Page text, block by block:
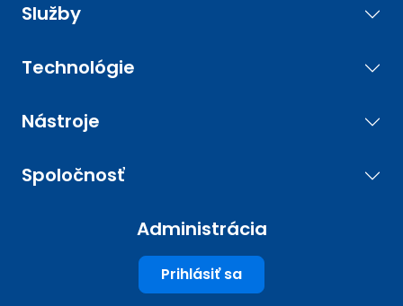
Služby
Technológie
Nástroje
Spoločnosť
Administrácia
Prihlásiť sa